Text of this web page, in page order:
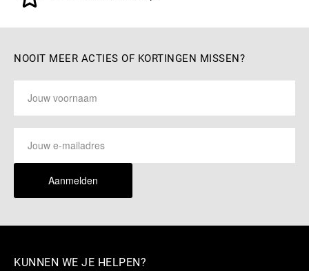
NOOIT MEER ACTIES OF KORTINGEN MISSEN?
Aanmelden
KUNNEN WE JE HELPEN?